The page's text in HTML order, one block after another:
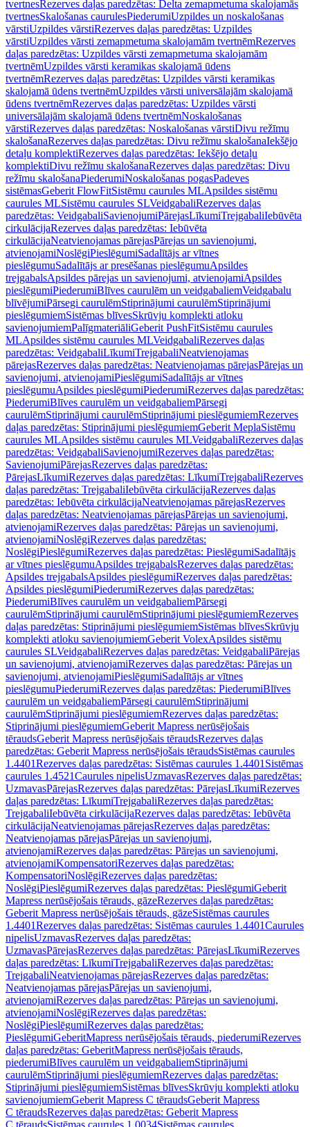
tvertnesRezerves daļas paredzētas: Delta zemapmetuma skalojamās
tvertnesSkalošanas caurulesPiederumiUzpildes un noskalošanas
vārstiUzpildes vārstiRezerves daļas paredzētas: Uzpildes
vārstiUzpildes vārsti zemapmetuma skalojamām tvertnēmRezerves
daļas paredzētas: Uzpildes vārsti zemapmetuma skalojamām
tvertnēmUzpildes vārsti keramikas skalojamā ūdens
tvertnēmRezerves daļas paredzētas: Uzpildes vārsti keramikas
skalojamā ūdens tvertnēmUzpildes vārsti universālajām skalojamā
ūdens tvertnēmRezerves daļas paredzētas: Uzpildes vārsti
universālajām skalojamā ūdens tvertnēmNoskalošanas
vārstiRezerves daļas paredzētas: Noskalošanas vārstiDivu režīmu
skalošanaRezerves daļas paredzētas: Divu režīmu skalošanaIekšējo
detaļu komplektiRezerves daļas paredzētas: Iekšējo detaļu
komplektiDivu režīmu skalošanaRezerves daļas paredzētas: Divu
režīmu skalošanaPiederumiNoskalošanas pogasPadeves
sistēmasGeberit FlowFitSistēmu caurules MLApsildes sistēmu
caurules MLSistēmu caurules SLVeidgabaliRezerves daļas
paredzētas: VeidgabaliSavienojumiPārejasLīkumiTrejgabaliIebūvēta
cirkulācijaRezerves daļas paredzētas: Iebūvēta
cirkulācijaNeatvienojamas pārejasPārejas un savienojumi,
atvienojamiNoslēgiPieslēgumiSadalītājs ar vītnes
pieslēgumuSadalītājs ar presēšanas pieslēgumuApsildes
trejgabalsApsildes pārejas un savienojumi, atvienojamiApsildes
pieslēgumiPiederumiBlīves caurulēm un veidgabaliemVeidgabalu
blīvējumiPārsegi caurulēmStiprinājumi caurulēmStiprinājumi
pieslēgumiemSistēmas blīvesSkrūvju komplekti atloku
savienojumiemPalīgmateriāliGeberit PushFitSistēmu caurules
MLApsildes sistēmu caurules MLVeidgabaliRezerves daļas
paredzētas: VeidgabaliLīkumiTrejgabaliNeatvienojamas
pārejasRezerves daļas paredzētas: Neatvienojamas pārejasPārejas un
savienojumi, atvienojamiPieslēgumiSadalītājs ar vītnes
pieslēgumuApsildes pieslēgumiPiederumiRezerves daļas paredzētas:
PiederumiBlīves caurulēm un veidgabaliemPārsegi
caurulēmStiprinājumi caurulēmStiprinājumi pieslēgumiemRezerves
daļas paredzētas: Stiprinājumi pieslēgumiemGeberit MeplaSistēmu
caurules MLApsildes sistēmu caurules MLVeidgabaliRezerves daļas
paredzētas: VeidgabaliSavienojumiRezerves daļas paredzētas:
SavienojumiPārejasRezerves daļas paredzētas:
PārejasLīkumiRezerves daļas paredzētas: LīkumiTrejgabaliRezerves
daļas paredzētas: TrejgabaliIebūvēta cirkulācijaRezerves daļas
paredzētas: Iebūvēta cirkulācijaNeatvienojamas pārejasRezerves
daļas paredzētas: Neatvienojamas pārejasPārejas un savienojumi,
atvienojamiRezerves daļas paredzētas: Pārejas un savienojumi,
atvienojamiNoslēgiRezerves daļas paredzētas:
NoslēgiPieslēgumiRezerves daļas paredzētas: PieslēgumiSadalītājs
ar vītnes pieslēgumuApsildes trejgabalsRezerves daļas paredzētas:
Apsildes trejgabalsApsildes pieslēgumiRezerves daļas paredzētas:
Apsildes pieslēgumiPiederumiRezerves daļas paredzētas:
PiederumiBlīves caurulēm un veidgabaliemPārsegi
caurulēmStiprinājumi caurulēmStiprinājumi pieslēgumiemRezerves
daļas paredzētas: Stiprinājumi pieslēgumiemSistēmas blīvesSkrūvju
komplekti atloku savienojumiemGeberit VolexApsildes sistēmu
caurules SLVeidgabaliRezerves daļas paredzētas: VeidgabaliPārejas
un savienojumi, atvienojamiRezerves daļas paredzētas: Pārejas un
savienojumi, atvienojamiPieslēgumiSadalītājs ar vītnes
pieslēgumuPiederumiRezerves daļas paredzētas: PiederumiBlīves
caurulēm un veidgabaliemPārsegi caurulēmStiprinājumi
caurulēmStiprinājumi pieslēgumiemRezerves daļas paredzētas:
Stiprinājumi pieslēgumiemGeberit Mapress nerūsējošais
tēraudsGeberit Mapress nerūsējošais tēraudsRezerves daļas
paredzētas: Geberit Mapress nerūsējošais tēraudsSistēmas caurules
1.4401Rezerves daļas paredzētas: Sistēmas caurules 1.4401 Sistēmas
caurules 1.4521Caurules nipelisUzmavasRezerves daļas paredzētas:
UzmavasPārejasRezerves daļas paredzētas: PārejasLīkumiRezerves
daļas paredzētas: LīkumiTrejgabaliRezerves daļas paredzētas:
TrejgabaliIebūvēta cirkulācijaRezerves daļas paredzētas: Iebūvēta
cirkulācijaNeatvienojamas pārejasRezerves daļas paredzētas:
Neatvienojamas pārejasPārejas un savienojumi,
atvienojamiRezerves daļas paredzētas: Pārejas un savienojumi,
atvienojamiKompensatoriRezerves daļas paredzētas:
KompensatoriNoslēgiRezerves daļas paredzētas:
NoslēgiPieslēgumiRezerves daļas paredzētas: PieslēgumiGeberit
Mapress nerūsējošais tērauds, gāzeRezerves daļas paredzētas:
Geberit Mapress nerūsējošais tērauds, gāzeSistēmas caurules
1.4401Rezerves daļas paredzētas: Sistēmas caurules 1.4401Caurules
nipelisUzmavasRezerves daļas paredzētas:
UzmavasPārejasRezerves daļas paredzētas: PārejasLīkumiRezerves
daļas paredzētas: LīkumiTrejgabaliRezerves daļas paredzētas:
TrejgabaliNeatvienojamas pārejasRezerves daļas paredzētas:
Neatvienojamas pārejasPārejas un savienojumi,
atvienojamiRezerves daļas paredzētas: Pārejas un savienojumi,
atvienojamiNoslēgiRezerves daļas paredzētas:
NoslēgiPieslēgumiRezerves daļas paredzētas:
PieslēgumiGeberitMapress nerūsējošais tērauds, piederumiRezerves
daļas paredzētas: GeberitMapress nerūsējošais tērauds,
piederumiBlīves caurulēm un veidgabaliemStiprinājumi
caurulēmStiprinājumi pieslēgumiemRezerves daļas paredzētas:
Stiprinājumi pieslēgumiemSistēmas blīvesSkrūvju komplekti atloku
savienojumiemGeberit Mapress C tēraudsGeberit Mapress
C tēraudsRezerves daļas paredzētas: Geberit Mapress
C tēraudsSistēmas caurules 1.0034Sistēmas caurules